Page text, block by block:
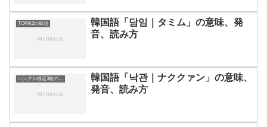
TOPIK2の単語
韓国語「담임｜タミム」の意味、発
音、読み方
ハングル検定3級の単語
韓国語「낙관｜ナククァン」の意味、
発音、読み方